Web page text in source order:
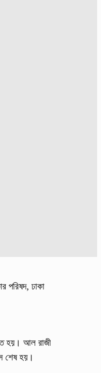
পরিষদ, ঢাকা
হয়। আল রাজী
শেষ হয়।